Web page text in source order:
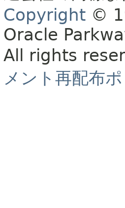
Copyright ©
Oracle
All rights
メント再配布